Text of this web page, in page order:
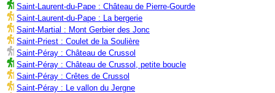
Saint-Laurent-du-Pape : Château de Pierre-Gourde
Saint-Laurent-du-Pape : La bergerie
Saint-Martial : Mont Gerbier des Jonc
Saint-Priest : Coulet de la Soulière
Saint-Péray : Château de Crussol
Saint-Péray : Château de Crussol, petite boucle
Saint-Péray : Crêtes de Crussol
Saint-Péray : Le vallon du Jergne